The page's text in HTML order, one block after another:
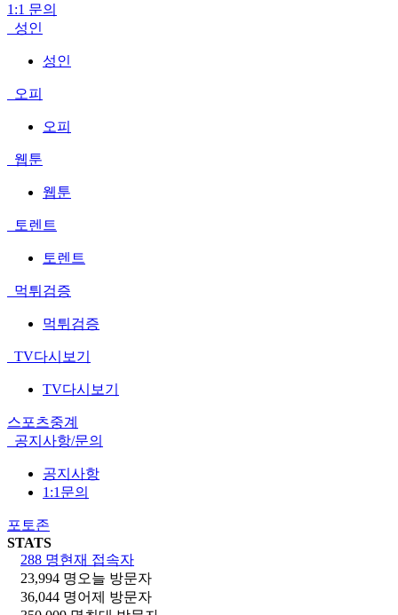
1:1 문의
성인
성인
오피
오피
웹툰
웹툰
토렌트
토렌트
먹튀검증
먹튀검증
TV다시보기
TV다시보기
스포츠중계
공지사항/문의
공지사항
1:1문의
포토존
STATS
288 명현재 접속자
23,994 명 오늘 방문자
36,044 명어제 방문자